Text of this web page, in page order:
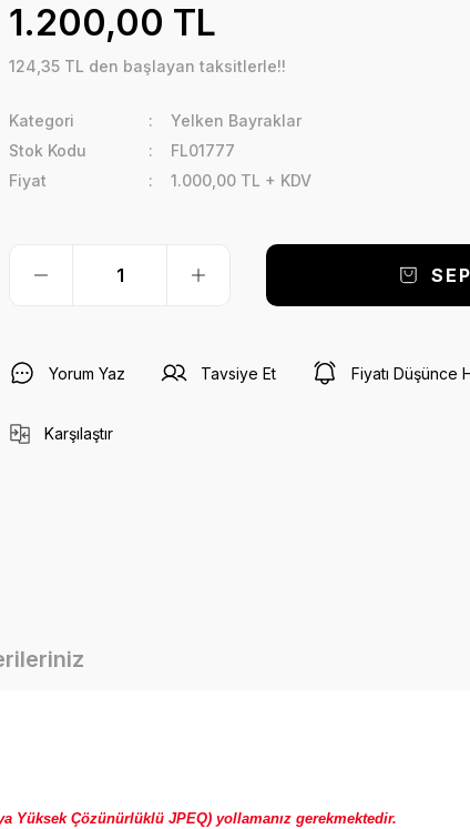
1.200,00 TL
124,35 TL den başlayan taksitlerle!!
Kategori
Yelken Bayraklar
Stok Kodu
FL01777
Fiyat
1.000,00 TL + KDV
Yorum Yaz Tavsiye Et Fiyatı Düşünce
Karşılaştır
Yüksek Çözünürlüklü JPEQ) yollamanız gerekmektedir.